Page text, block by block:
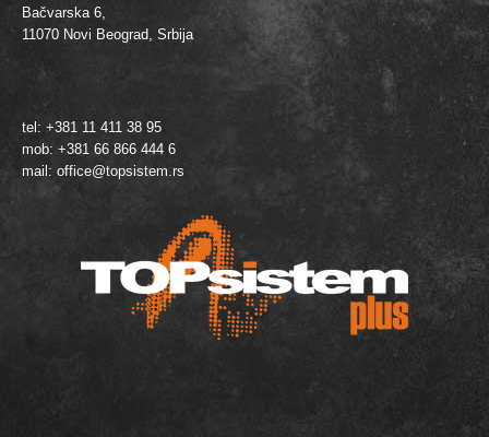
Bačvarska 6,
11070 Novi Beograd, Srbija
tel: +381 11 411 38 95
mob: +381 66 866 444 6
mail: office@topsistem.rs